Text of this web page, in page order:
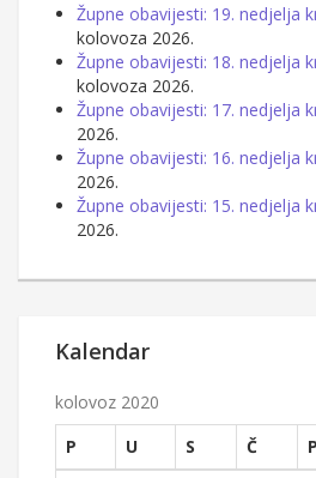
Župne obavijesti: 19. nedjelja
kolovoza 2026.
Župne obavijesti: 18. nedjelja
kolovoza 2026.
Župne obavijesti: 17. nedjelja
2026.
Župne obavijesti: 16. nedjelja
2026.
Župne obavijesti: 15. nedjelja
2026.
Kalendar
kolovoz 2020
P
U S Č P